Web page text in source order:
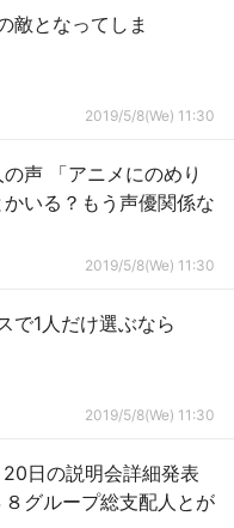
敵となってしま
2019/5/8(We) 11:30
声 「アニメにのめり
いる？もう声優関係な
2019/5/8(We) 11:30
で1人だけ選ぶなら
2019/5/8(We) 11:30
日の説明会詳細発表
８グループ総支配人とが